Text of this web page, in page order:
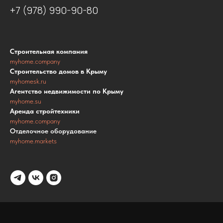
+7 (978) 990-90-80
Строительная компания
myhome.company
Строительство домов в Крыму
myhomesk.ru
Агентство недвижимости по Крыму
myhome.su
Аренда стройтехники
myhome.company
Отделочное оборудование
myhome.markets